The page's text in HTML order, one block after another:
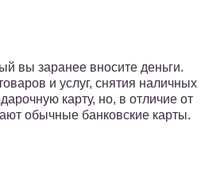
вы заранее вносите деньги.
и услуг, снятия наличных
карту, но, в отличие от
обычные банковские карты.